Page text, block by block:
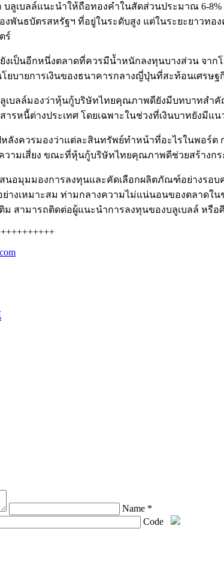
บลูเบลล์แนะนำให้ถือทองคำในสัดส่วนประมาณ 6-
องพันธบัตรสหรัฐฯ ที่อยู่ในระดับสูง แต่ในระยะยาวท
ร์
เป็นอีกหนึ่งตลาดที่ควรมีน้ำหนักลงทุนบางส่วน จาก
ยบายการเงินของธนาคารกลางญี่ปุ่นที่สะท้อนเศรษ
เบลล์มองว่าหุ้นกู้บริษัทไทยคุณภาพดียังมีบทบาทสำคั
ารหนี้ต่างประเทศ โดยเฉพาะในช่วงที่เงินบาทยังมี
ลังควรมองว่าแต่ละสินทรัพย์ทำหน้าที่อะไรในพอร์ต
วามเสี่ยง ขณะที่หุ้นกู้บริษัทไทยคุณภาพดีช่วยสร้างก
นอมุมมองการลงทุนและคัดเลือกผลิตภัณฑ์อย่างรอบ
างเหมาะสม ท่ามกลางความไม่แน่นอนของตลาดใ
สามารถติดต่อผู้แนะนำการลงทุนของบลูเบลล์ หรื
Name *
Code